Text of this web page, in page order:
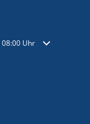
auszublenden
Uhr